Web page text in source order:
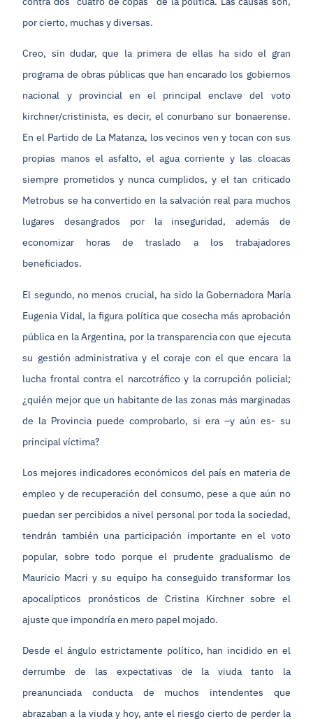
por cierto, muchas y diversas.
Creo, sin dudar, que la primera de ellas ha sido el gran
programa de obras públicas que han encarado los gobiernos
nacional y provincial en el principal enclave del voto
kirchner/cristinista, es decir, el conurbano sur bonaerense.
En el Partido de La Matanza, los vecinos ven y tocan con sus
propias manos el asfalto, el agua corriente y las cloacas
siempre prometidos y nunca cumplidos, y el tan criticado
Metrobus se ha convertido en la salvación real para muchos
lugares desangrados por la inseguridad, además de
economizar horas de traslado a los trabajadores
beneficiados.
El segundo, no menos crucial, ha sido la Gobernadora María
Eugenia Vidal, la figura política que cosecha más aprobación
pública en la Argentina, por la transparencia con que ejecuta
su gestión administrativa y el coraje con el que encara la
lucha frontal contra el narcotráfico y la corrupción policial;
¿quién mejor que un habitante de las zonas más marginadas
de la Provincia puede comprobarlo, si era –y aún es- su
principal víctima?
Los mejores indicadores económicos del país en materia de
empleo y de recuperación del consumo, pese a que aún no
puedan ser percibidos a nivel personal por toda la sociedad,
tendrán también una participación importante en el voto
popular, sobre todo porque el prudente gradualismo de
Mauricio Macri y su equipo ha conseguido transformar los
apocalípticos pronósticos de Cristina Kirchner sobre el
ajuste que impondría en mero papel mojado.
Desde el ángulo estrictamente político, han incidido en el
derrumbe de las expectativas de la viuda tanto la
preanunciada conducta de muchos intendentes que
abrazaban a la viuda y hoy, ante el riesgo cierto de perder la